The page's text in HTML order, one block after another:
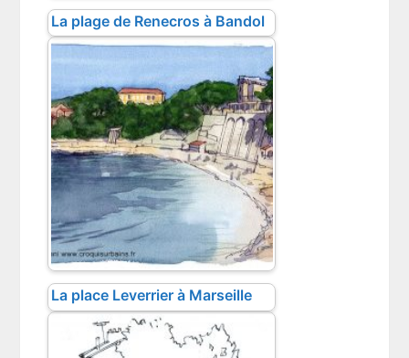
La plage de Renecros à Bandol
La place Leverrier à Marseille